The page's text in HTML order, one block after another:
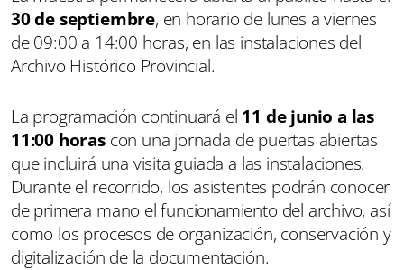
30 de septiembre, en horario de lunes a viernes
de 09:00 a 14:00 horas, en las instalaciones del
Archivo Histórico Provincial.
La programación continuará el 11 de junio a las
11:00 horascon una jornada de puertas abiertas
que incluirá una visita guiada a las instalaciones.
Durante el recorrido, los asistentes podrán conocer
de primera mano el funcionamiento del archivo, así
como los procesos de organización, conservación y
digitalización de la documentación.